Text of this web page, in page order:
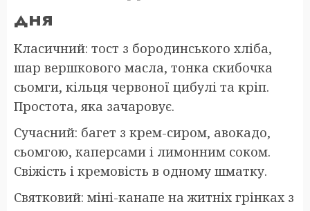
дня
Класичний: тост з бородинського хліба,
шар вершкового масла, тонка скибочка
сьомги, кільця червоної цибулі та кріп.
Простота, яка зачаровує.
Сучасний: багет з крем-сиром, авокадо,
сьомгою, каперсами і лимонним соком.
Свіжість і кремовість в одному шматку.
Святковий: міні-канапе на житніх грінках з